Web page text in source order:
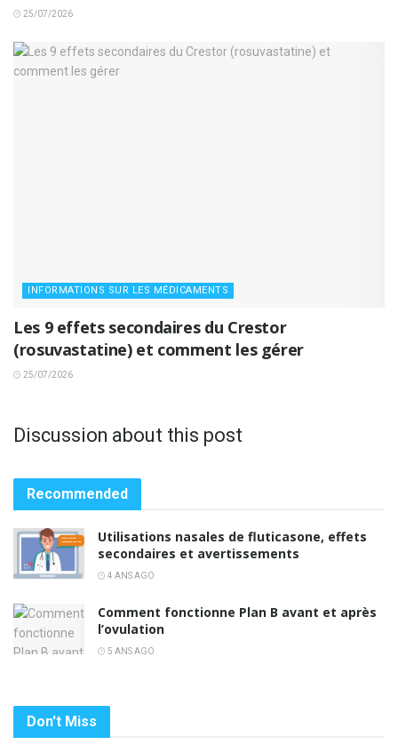
25/07/2026
INFORMATIONS SUR LES MÉDICAMENTS
Les 9 effets secondaires du Crestor
(rosuvastatine) et comment les gérer
25/07/2026
Discussion about this post
Recommended
Utilisations nasales de fluticasone, effets
secondaires et avertissements
4 ANS AGO
Comment fonctionne Plan B avant et après
l’ovulation
5 ANS AGO
Don't Miss